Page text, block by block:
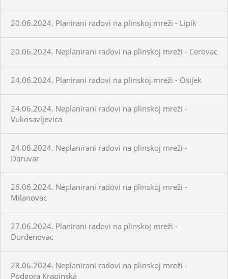
20.06.2024. Planirani radovi na plinskoj mreži - Lipik
20.06.2024. Neplanirani radovi na plinskoj mreži - Cerovac
24.06.2024. Planirani radovi na plinskoj mreži - Osijek
24.06.2024. Neplanirani radovi na plinskoj mreži -
Vukosavljevica
24.06.2024. Neplanirani radovi na plinskoj mreži -
Daruvar
26.06.2024. Neplanirani radovi na plinskoj mreži -
Milanovac
27.06.2024. Planirani radovi na plinskoj mreži -
Đurđenovac
28.06.2024. Neplanirani radovi na plinskoj mreži -
Podgora Krapinska